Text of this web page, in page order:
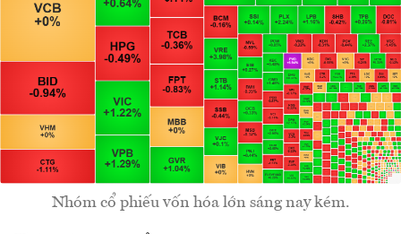
Nhóm cổ phiếu vốn hóa lớn sáng nay kém.